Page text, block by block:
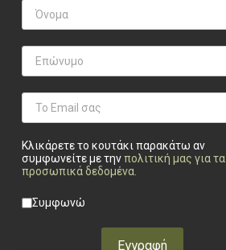
Κλικάρετε το κουτάκι παρακάτω αν
συμφωνείτε με τηνπολιτική μας για τα
προσωπικά δεδομένα.
Privacy checkbox
Συμφωνώ
Εγγραφή